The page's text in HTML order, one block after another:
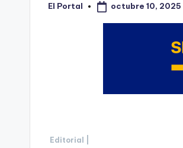
Publicado
El Portal octubre 10, 2025
Editorial |